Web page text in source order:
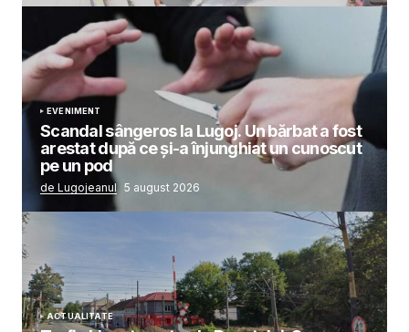
EVENIMENT
Scandal sângeros la Lugoj. Un bărbat a fost
arestat după ce și-a înjunghiat un cunoscut
pe un pod
de Lugojeanul 5 august 2026
ACTUALITATE